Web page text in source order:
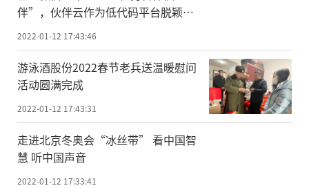
伴”，伙伴云作为低代码平台脱颖而
出！
2022-01-12 17:43:46
游泳酒股份2022春节老兵送温暖慰问
活动圆满完成
2022-01-12 17:43:31
走进北京冬奥会“冰丝带” 看中国智
慧 听中国声音
2022-01-12 17:33:41